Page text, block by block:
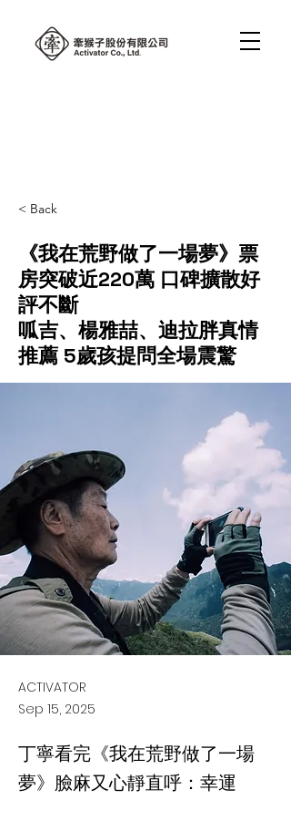
< Back
《我在荒野做了一場夢》票
房突破近220萬 口碑擴散好
評不斷
呱吉、楊雅喆、迪拉胖真情
推薦 5歲孩提問全場震驚
ACTIVATOR
Sep 15, 2025
丁寧看完《我在荒野做了一場
夢》臉麻又心靜直呼：幸運